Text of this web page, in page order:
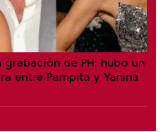
grabación de PH: hubo un
entre Pampita y Yanina